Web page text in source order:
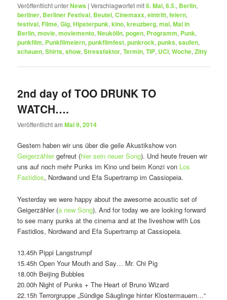
Veröffentlicht unterNews |Verschlagwortet mit6. Mai,6.5., Berlin,
berliner, Berliner Festival, Beutel,Cinemaxx,eintritt,feiern,
festival, Filme,Gig,Hipsterpunk,kino,kreuzberg,mai,Mai in
Berlin,movie,moviemento,Neukölln,pogen, Programm, Punk,
punkfilm, Punkfilmeiern,punkfilmfest,punkrock,punks,saufen,
schauen,Shirts,show,Stressfaktor,Termin,TIP, UCI,Woche,Zitty
2nd day of TOO DRUNK TO
WATCH….
Veröffentlicht amMai 9, 2014
Gestern haben wir uns über die geile Akustikshow von
Geigerzählergefreut (hier sein neuer Song). Und heute freuen wir
uns auf noch mehr Punks im Kino und beim Konzi von Los
Fastidios, Nordwand und Efa Supertramp im Cassiopeia.
Yesterday we were happy about the awesome acoustic set of
Geigerzähler (a new Song). And for today we are looking forward
to see many punks at the cinema and at the liveshow with Los
Fastidios, Nordwand and Efa Supertramp at Cassiopeia.
13.45h Pippi Langstrumpf
15.45h Open Your Mouth and Say… Mr. Chi Pig
18.00h Beijing Bubbles
20.00h Night of Punks + The Heart of Bruno Wizard
22.15h Terrorgruppe „Sündige Säuglinge hinter Klostermauern…“